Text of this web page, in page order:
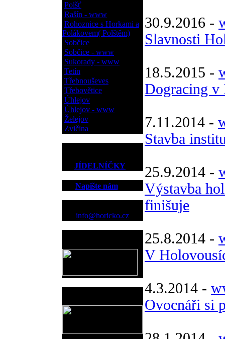
Polšť
Rašín - www
Rohoznice s Horkami a
Polákovem( Polštěm)
Sobčice
Sobčice - www
Sukorady - www
Tetín
Třebnouševes
Třebovětice
Úhlejov
Úhlejov - www
Želejov
Zvičina
JÍDELNÍČKY
Napište nám
info@horicko.cz
30.9.2016 -
Slavnosti
18.5.2015 -
Dogracing v
7.11.2014 -
Stavba
25.9.2014 -
Výstavba
finišuje
25.8.2014 -
V
4.3.2014 -
Ovocnáři si